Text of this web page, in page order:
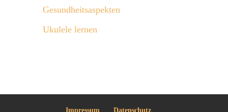
Gesundheitsaspekten
Ukulele lernen
Impressum Datenschutz